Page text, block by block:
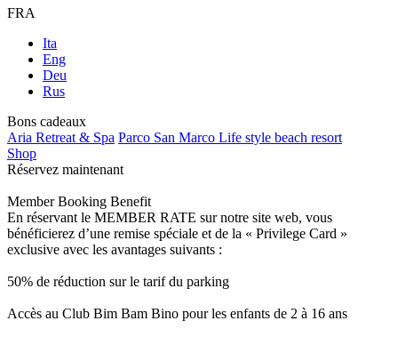
FRA
Ita
Eng
Deu
Rus
Bons cadeaux
Aria Retreat & Spa Parco San Marco Life style beach resort
Shop
Réservez maintenant
Member Booking Benefit
En réservant le MEMBER RATE sur notre site web, vous
bénéficierez d’une remise spéciale et de la « Privilege Card »
exclusive avec les avantages suivants :
50% de réduction sur le tarif du parking
Accès au Club Bim Bam Bino pour les enfants de 2 à 16 ans